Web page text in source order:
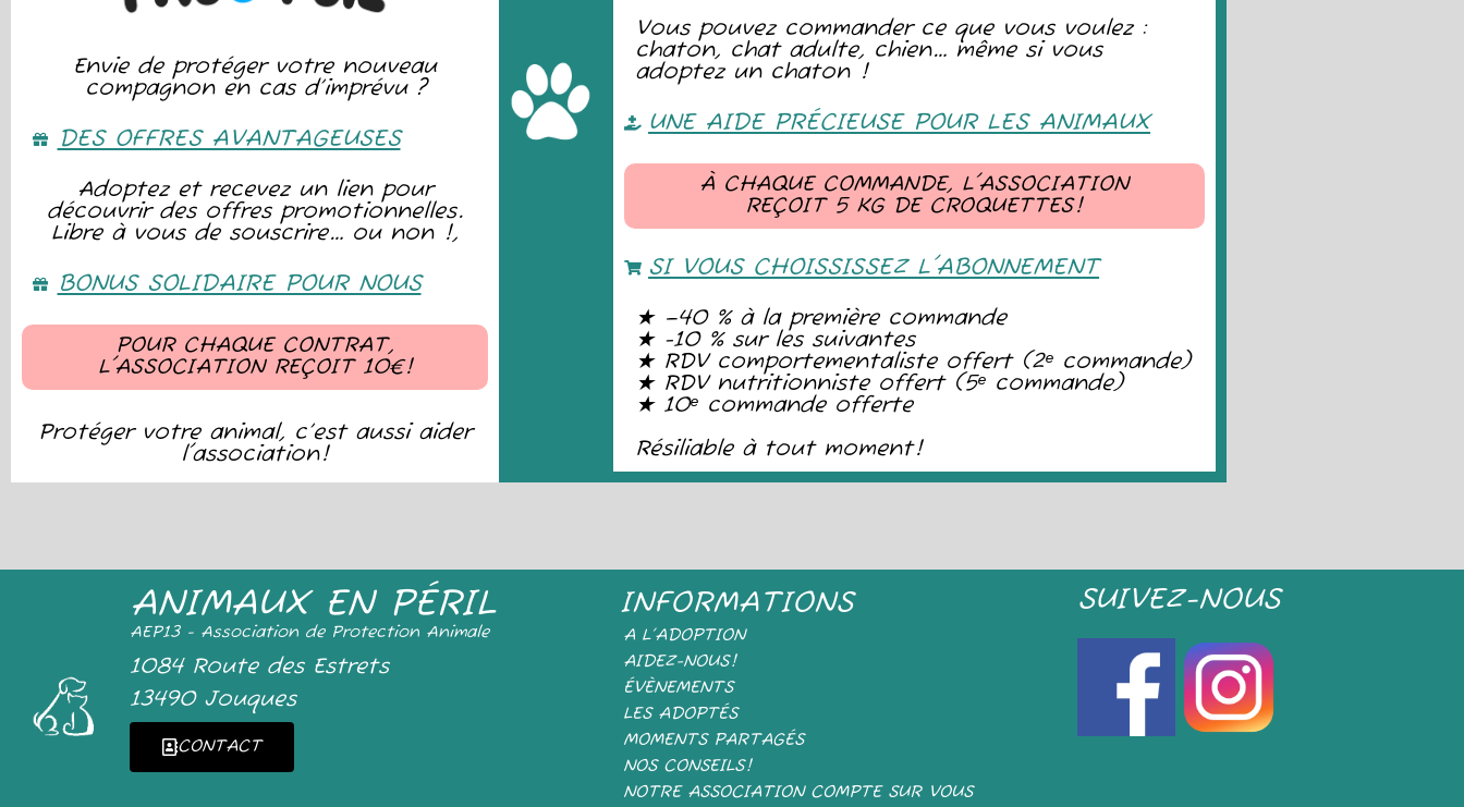
Envie de protéger votre nouveau
compagnon en cas d’imprévu ?
DES OFFRES AVANTAGEUSES
Adoptez et recevez un lien pour
découvrir des offres promotionnelles.
Libre à vous de souscrire… ou non !,
BONUS SOLIDAIRE POUR NOUS
POUR CHAQUE CONTRAT,
L'ASSOCIATION REÇOIT 10€!
Protéger votre animal, c’est aussi aider
l'association!
Vous pouvez commander ce que vous voulez :
chaton, chat adulte, chien… même si vous
adoptez un chaton !
UNE AIDE PRÉCIEUSE POUR LES ANIMAUX
À CHAQUE COMMANDE, L'ASSOCIATION
REÇOIT 5 KG DE CROQUETTES!
SI VOUS CHOISSISSEZ L'ABONNEMENT
★ –40 % à la première commande
★ -10 % sur les suivantes
★ RDV comportementaliste offert (2ᵉ commande)
★ RDV nutritionniste offert (5ᵉ commande)
★ 10ᵉ commande offerte
Résiliable à tout moment!
ANIMAUX EN PÉRIL
AEP13 - Association de Protection Animale
1084 Route des Estrets
13490 Jouques
CONTACT
INFORMATIONS
A L’ADOPTION
AIDEZ-NOUS!
ÉVÈNEMENTS
LES ADOPTÉS
MOMENTS PARTAGÉS
NOS CONSEILS!
NOTRE ASSOCIATION COMPTE SUR VOUS
SUIVEZ-NOUS